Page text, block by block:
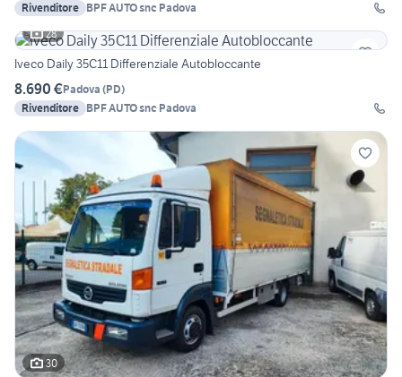
Rivenditore
BPF AUTO snc Padova
28
Iveco Daily 35C11 Differenziale Autobloccante
8.690 €Padova (PD)
Rivenditore
BPF AUTO snc Padova
30